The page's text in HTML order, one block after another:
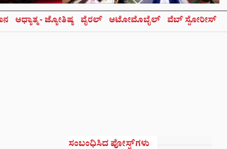
ಆಧ್ಯಾತ್ಮ- ಜ್ಯೋತಿಷ್ಯ ವೈರಲ್ ಆಟೋಮೊಬೈಲ್ ವೆಬ್ ಸ್ಟೋರೀಸ್
ಸಂಬಂಧಿಸಿದ ಪೋಸ್ಟ್‌ಗಳು